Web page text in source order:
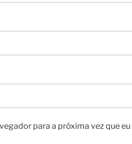
para a próxima vez que